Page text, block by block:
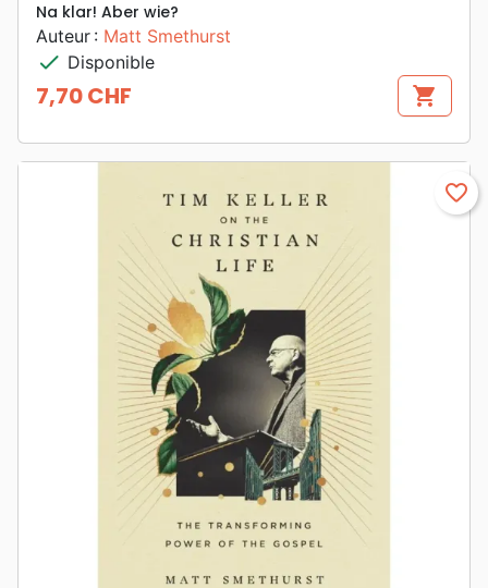
Na klar! Aber wie?
Auteur : Matt Smethurst
check Disponible
Prix
7,70 CHF shopping_cart
favorite_border